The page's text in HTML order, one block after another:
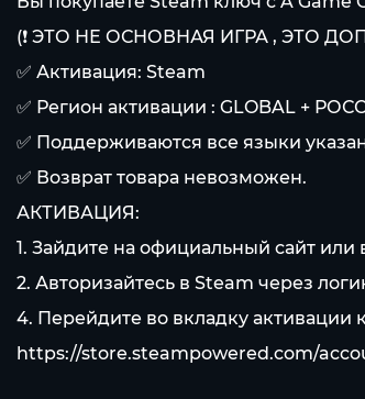
(❗️ ЭТО НЕ ОСНОВНАЯ ИГРА , ЭТО
✅ Активация: Steam
✅ Регион активации : GLOBAL +
✅ Поддерживаются все языки
✅ Возврат товара невозможен.
АКТИВАЦИЯ:
1. Зайдите на официальный сайт или
2. Авторизайтесь в Steam через
4. Перейдите во вкладку
https://store.steampowered.com/